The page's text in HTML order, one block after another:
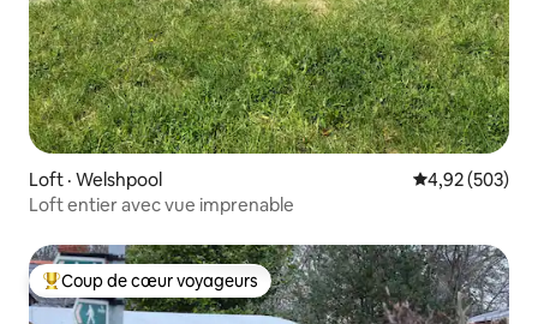
Loft · Welshpool Note
4,92 (503)
Loft entier avec vue imprenable
Coup de cœur voyageurs parmi les plus aimés
Coup de cœur voyageurs